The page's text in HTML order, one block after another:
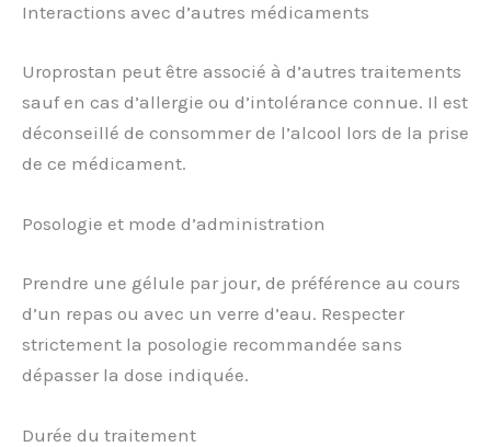
Interactions avec d’autres médicaments
Uroprostan peut être associé à d’autres traitements
sauf en cas d’allergie ou d’intolérance connue. Il est
déconseillé de consommer de l’alcool lors de la prise
de ce médicament.
Posologie et mode d’administration
Prendre une gélule par jour, de préférence au cours
d’un repas ou avec un verre d’eau. Respecter
strictement la posologie recommandée sans
dépasser la dose indiquée.
Durée du traitement